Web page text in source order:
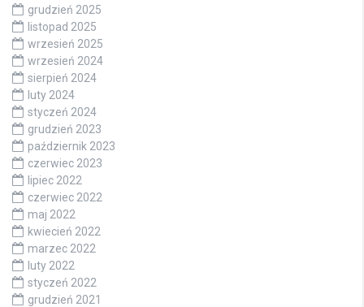
grudzień 2025
listopad 2025
wrzesień 2025
wrzesień 2024
sierpień 2024
luty 2024
styczeń 2024
grudzień 2023
październik 2023
czerwiec 2023
lipiec 2022
czerwiec 2022
maj 2022
kwiecień 2022
marzec 2022
luty 2022
styczeń 2022
grudzień 2021